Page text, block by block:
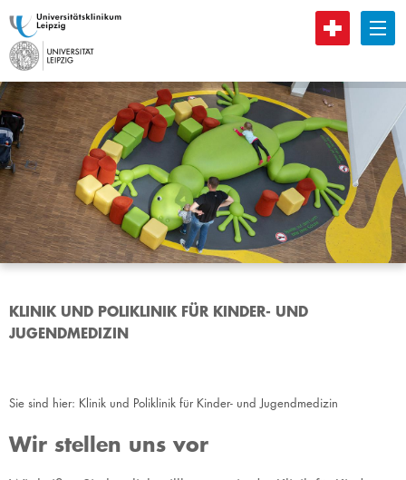
B
KLINIK UND POLIKLINIK FÜR KINDER- UND
JUGENDMEDIZIN
Sie sind hier: Klinik und Poliklinik für Kinder- und Jugendmedizin
Wir stellen uns vor